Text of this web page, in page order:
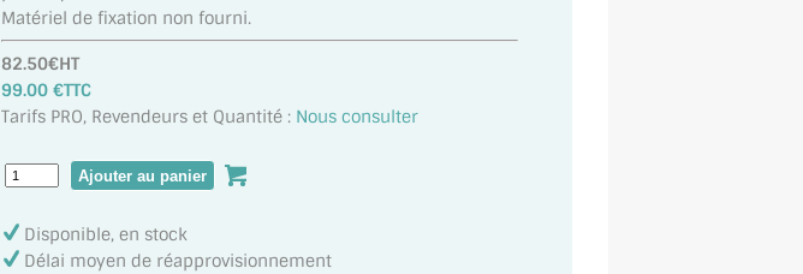
Matériel de fixation non fourni.
82.50€HT
99.00 €TTC
Tarifs PRO, Revendeurs et Quantité : Nous consulter
Disponible, en stock
Délai moyen de réapprovisionnement